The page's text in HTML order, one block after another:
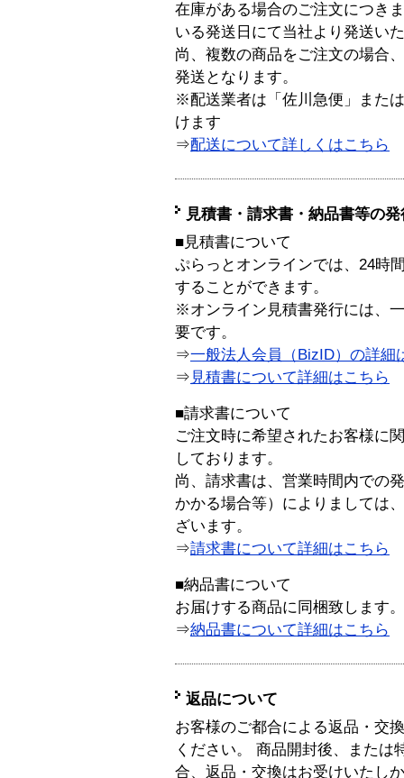
在庫がある場合のご注文につき
いる発送日にて当社より発送い
尚、複数の商品をご注文の場合
発送となります。
※配送業者は「佐川急便」また
けます
⇒配送について詳しくはこちら
見積書・請求書・納品書等の
■見積書について
ぷらっとオンラインでは、24時
することができます。
※オンライン見積書発行には、
要です。
⇒一般法人会員（BizID）の詳細
⇒ 見積書について詳細はこちら
■請求書について
ご注文時に希望されたお客様に
しております。
尚、請求書は、営業時間内での
かかる場合等）によりましては
ざいます。
⇒請求書について詳細はこちら
■納品書について
お届けする商品に同梱致します。
⇒納品書について詳細はこちら
返品について
お客様のご都合による返品・交
ください。 商品開封後、または
合、返品・交換はお受けいたし